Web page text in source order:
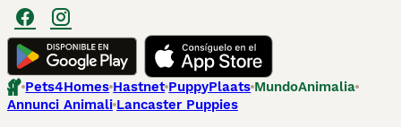
Pets4Homes Hastnet PuppyPlaats MundoAnimalia
Annunci Animali Lancaster Puppies